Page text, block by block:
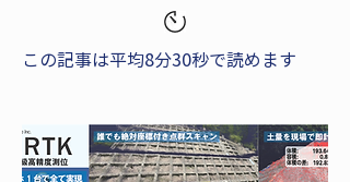
この記事は平均8分30秒で読めます